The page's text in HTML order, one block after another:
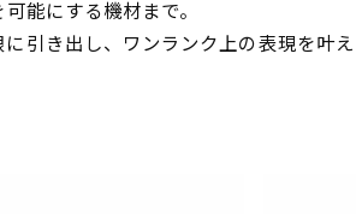
能にする機材まで。
引き出し、ワンランク上の表現を叶え